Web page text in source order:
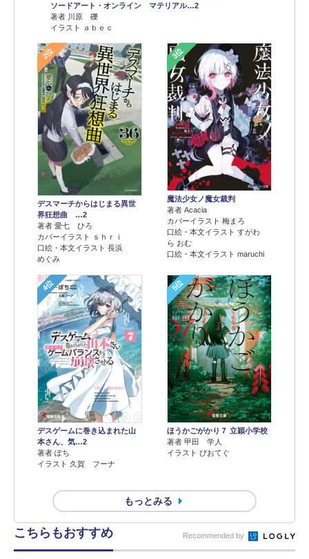
ソードアート・オンライン マテリアル…2
著者 川原 礫
イラスト ａｂｅｃ
2位
デスマーチからはじまる異世
界狂想曲 …2
著者 愛七 ひろ
カバーイラスト ｓｈｒｉ
口絵・本文イラスト 長浜
めぐみ
3位
魔法少女ノ魔女裁判
著者 Acacia
カバーイラスト 梅まろ
口絵・本文イラスト すがわ
ら おむ
口絵・本文イラスト maruchi
4位
デスゲームに巻き込まれた山
本さん、気…2
著者 ぽち
イラスト 久賀 フーナ
5位
ほうかごがかり７ 立穎小学校
著者 甲田 学人
イラスト ぴおてぐ
もっとみる
こちらもおすすめ Recommended by